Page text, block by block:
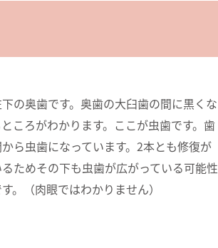
の奥歯です。奥歯の大臼歯の間に黒くな
ころがわかります。ここが虫歯です。歯
ら虫歯になっています。2本とも修復が
ためその下も虫歯が広がっている可能性
。（肉眼ではわかりません）